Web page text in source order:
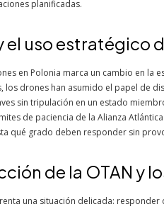
planificadas.
el uso estratégico
en Polonia marca un cambio en la
los drones han asumido el papel de
sin tripulación en un estado
de paciencia de la Alianza
qué grado deben responder sin
de la OTAN y
una situación delicada: